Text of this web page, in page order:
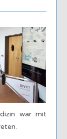
war mit